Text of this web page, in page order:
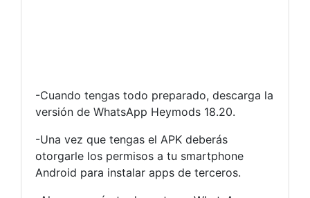
-Cuando tengas todo preparado, descarga la
versión de WhatsApp Heymods 18.20.
-Una vez que tengas el APK deberás
otorgarle los permisos a tu smartphone
Android para instalar apps de terceros.